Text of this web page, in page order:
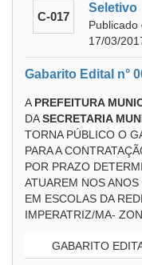
C-017
Seletivo
Publicado
17/03/
Gabarito Edital n°
A PREFEITURA
DASECRETARIA
TORNA PÚBLICO O
PARA A
POR PRAZO
ATUAREM NOS
EM ESCOLAS DA
IMPERATRIZ/MA-
GABARITO